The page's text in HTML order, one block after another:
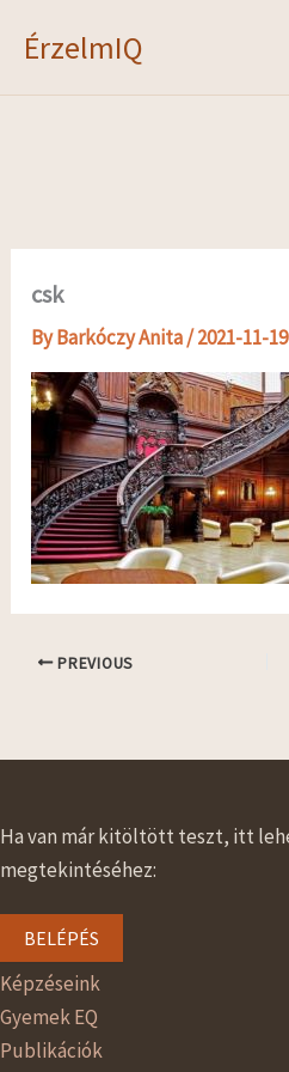
ÉrzelmIQ
csk
ByBarkóczy Anita/2021-11-19
PREVIOUS
Ha van már kitöltött teszt, itt
megtekintéséhez:
BELÉPÉS
Képzéseink
Gyemek EQ
Publikációk